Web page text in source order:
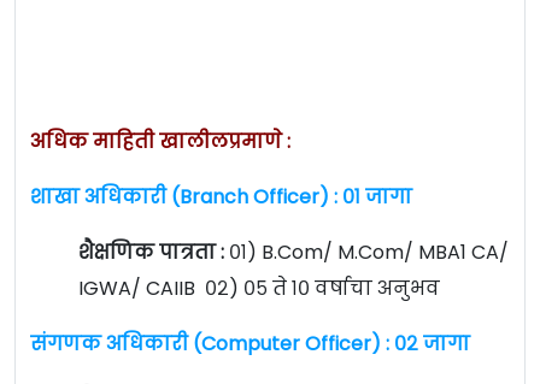
अधिक माहिती खालीलप्रमाणे :
शाखा अधिकारी (Branch Officer) : ०१ जागा
शैक्षणिक पात्रता : ०१) B.Com/ M.Com/ MBA1 CA/
IGWA/ CAIIB ०२) ०५ ते १० वर्षाचा अनुभव
संगणक अधिकारी (Computer Officer) : ०२ जागा